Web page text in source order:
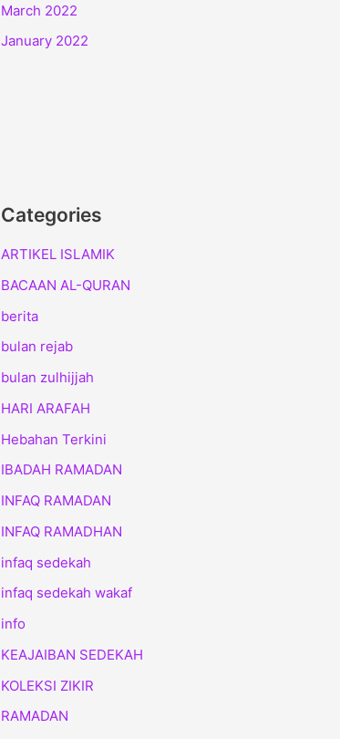
March 2022
January 2022
Categories
ARTIKEL ISLAMIK
BACAAN AL-QURAN
berita
bulan rejab
bulan zulhijjah
HARI ARAFAH
Hebahan Terkini
IBADAH RAMADAN
INFAQ RAMADAN
INFAQ RAMADHAN
infaq sedekah
infaq sedekah wakaf
info
KEAJAIBAN SEDEKAH
KOLEKSI ZIKIR
RAMADAN